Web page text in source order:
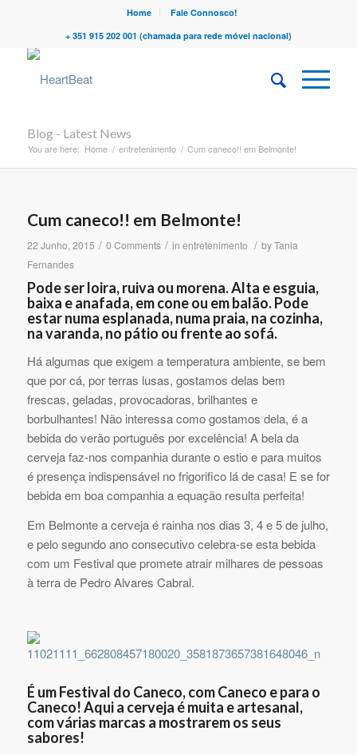
Home
Fale Connosco!
+ 351 915 202 001 (chamada para rede móvel nacional)
Blog - Latest News
You are here: Home / entretenimento / Cum caneco!! em Belmonte!
Cum caneco!! em Belmonte!
22 Junho, 2015 / 0 Comments / in entretenimento / byTania
Fernandes
Pode ser loira, ruiva ou morena. Alta e esguia,
baixa e anafada, em cone ou em balão. Pode
estar numa esplanada, numa praia, na cozinha,
na varanda, no pátio ou frente ao sofá.
Há algumas que exigem a temperatura ambiente, se bem
que por cá, por terras lusas, gostamos delas bem
frescas, geladas, provocadoras, brilhantes e
borbulhantes! Não interessa como gostamos dela, é a
bebida do verão português por excelência! A bela da
cerveja faz-nos companhia durante o estio e para muitos
é presença indispensável no frigorifico lá de casa! E se for
bebida em boa companhia a equação resulta perfeita!
Em Belmonte a cerveja é rainha nos dias 3, 4 e 5 de julho,
e pelo segundo ano consecutivo celebra-se esta bebida
com um Festival que promete atrair milhares de pessoas
à terra de Pedro Alvares Cabral.
É um Festival do Caneco, com Caneco e para o
Caneco! Aqui a cerveja é muita e artesanal,
com várias marcas a mostrarem os seus
sabores!